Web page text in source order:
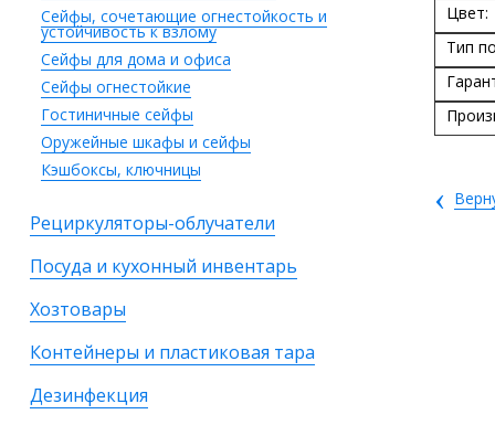
Сейфы, сочетающие огнестойкость и
устойчивость к взлому
Сейфы для дома и офиса
Сейфы огнестойкие
Гостиничные сейфы
Оружейные шкафы и сейфы
Кэшбоксы, ключницы
Рециркуляторы-облучатели
Посуда и кухонный инвентарь
Хозтовары
Контейнеры и пластиковая тара
Дезинфекция
Цвет:
Тип
‹